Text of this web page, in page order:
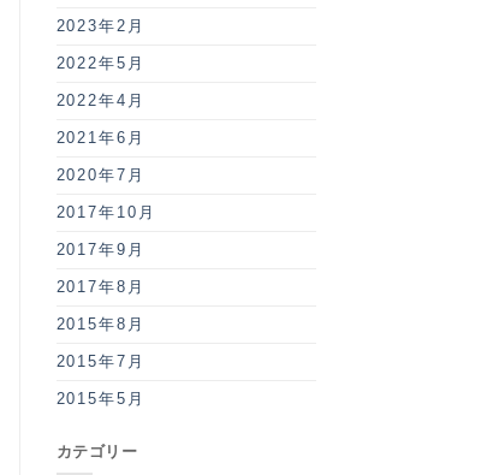
2023年2月
2022年5月
2022年4月
2021年6月
2020年7月
2017年10月
2017年9月
2017年8月
2015年8月
2015年7月
2015年5月
カテゴリー